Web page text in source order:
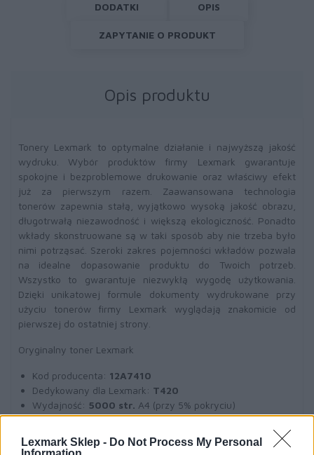
Lexmark Sklep - Do Not Process My Personal
DODATKI OPIS
ZAPYTANIE O PRODUKT
Opis produktu
Tonery Lexmark to optymalne działanie i najwyższą jakość
wydruku. Wybór produktów firmy Lexmark gwarantuje
spokojne i bezproblemowe drukowanie oraz właściwy efekt
już za pierwszym razem. Zaawansowana technologia
tonerów zapewnia stałą, wyjątkowo wysoką jakość obrazu,
długotrwałą niezawodność i większą ekologiczność. Ponadto
wkłady skonstruowane są w taki sposób aby nie trzeba było
nimi potrząsać. Szeroki zakres pojemności wkładów pozwala
na idealne dopasowanie produktu do Twoich potrzeb.
Wszystko to gwarantuje niezwykłą wygodę użytkowania.
Dzięki unikatowej formule dokumenty wydrukowane przy
użyciu tonerów firmy Lexmark wyglądają znakomicie od
pierwszej do ostatniej strony.
Oryginalny toner Lexmark
Kod producenta: 12A7410
Dedykowany dla Lexmark: T420
Wydajność: 5000 str. A4 (przy 5% pokryciu)
Toner czarny(black)